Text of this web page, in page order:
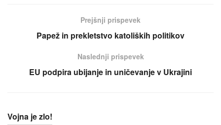
Prejšnji prispevek
Papež in prekletstvo katoliških politikov
Naslednji prispevek
EU podpira ubijanje in uničevanje v Ukrajini
Vojna je zlo!